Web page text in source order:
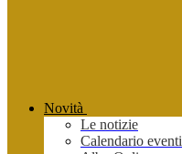
Novità
Le notizie
Calendario eventi